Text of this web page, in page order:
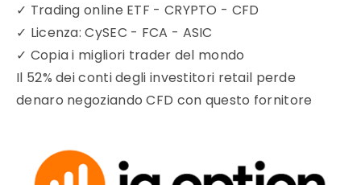
✓ Trading online ETF - CRYPTO - CFD
✓ Licenza: CySEC - FCA - ASIC
✓ Copia i migliori trader del mondo
Il 52% dei conti degli investitori retail perde
denaro negoziando CFD con questo fornitore